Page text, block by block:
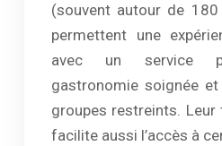
(souvent autour de
permettent une
avec un service
gastronomie soignée
groupes restreints.
facilite aussi l’accès à